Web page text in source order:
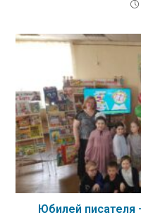
Юбилей писателя